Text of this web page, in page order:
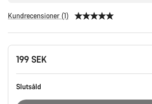
Kundrecensioner (1)
Produktkonfiguration
199 SEK
Slutsåld